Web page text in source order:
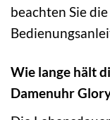
beachten Sie
Wie lange hält
Damenuhr